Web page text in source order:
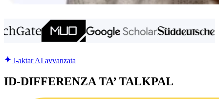
l-aktar AI avvanzata
ID-DIFFERENZA TA’ TALKPAL